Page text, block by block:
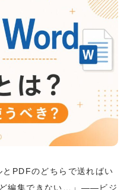
とPDFのどちらで送ればい
ど編集できない…」——ビジ